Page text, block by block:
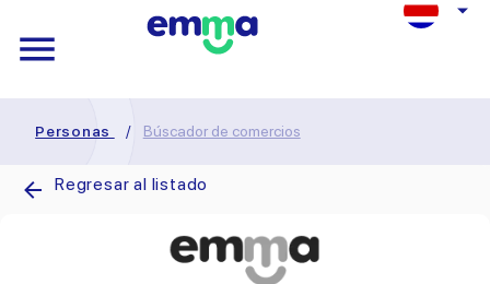
Personas / Búscador de comercios
Regresar al listado